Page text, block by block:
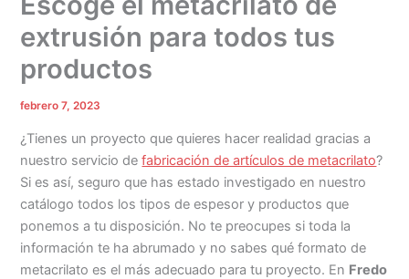
extrusión para todos tus
productos
febrero 7, 2023
¿Tienes un proyecto que quieres hacer realidad gracias a
nuestro servicio defabricación de artículos de metacrilato?
Si es así, seguro que has estado investigado en nuestro
catálogo todos los tipos de espesor y productos que
ponemos a tu disposición. No te preocupes si toda la
información te ha abrumado y no sabes qué formato de
metacrilato es el más adecuado para tu proyecto. En Fredo